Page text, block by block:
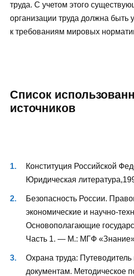
труда. С учетом этого
организации труда должна быть
к требованиям мировых
Список
источников
Конституция Российской
Юридическая
Безопасность России.
экономические и научно-
Основополагающие
Часть 1. — М.: МГФ
Охрана труда:
документам. Методическое